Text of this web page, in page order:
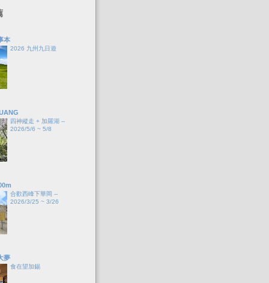
本
2026 九州九日遊
四神縱走 + 加羅湖 --
2026/5/6 ~ 5/8
合歡西峰下華岡 --
2026/3/25 ~ 3/26
夢
食在望加錫